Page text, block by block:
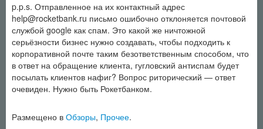
p.p.s. Отправленное на их контактный адрес
help@rocketbank.ru письмо ошибочно отклоняется почтовой
службой google как спам. Это какой же ничтожной
серьёзности бизнес нужно создавать, чтобы подходить к
корпоративной почте таким безответственным способом, что
в ответ на обращение клиента, гугловский антиспам будет
посылать клиентов нафиг? Вопрос риторический — ответ
очевиден. Нужно быть Рокетбанком.
Размещено в Обзоры, Прочее.